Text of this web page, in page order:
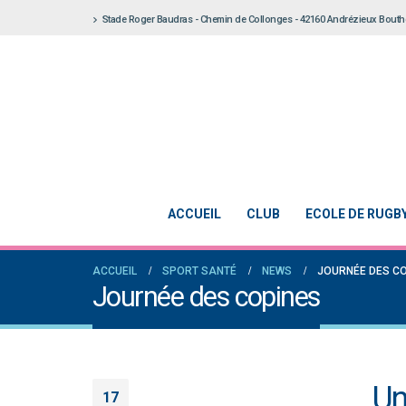
Stade Roger Baudras - Chemin de Collonges - 42160 Andrézieux
ACCUEIL CLUB ECOLE DE
ACCUEIL SPORT SANTÉ NEWS JOURNÉE DES
Journée des copines
17
Notre École De Rugby obtient la labellisation 2